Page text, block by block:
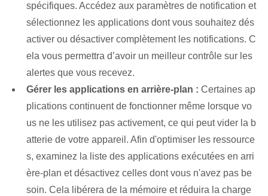
spécifiques. Accédez aux paramètres de notification et
sélectionnez les applications dont vous souhaitez dés
activer ou désactiver complètement les notifications. C
ela vous permettra d’avoir un meilleur contrôle sur les
alertes que vous recevez.
Gérer les applications en arrière-plan : Certaines ap
plications continuent de fonctionner même lorsque vo
us ne les utilisez pas activement, ce qui peut vider la b
atterie de votre appareil. Afin d'optimiser les ressource
s, examinez la liste des applications exécutées en arri
ère-plan et désactivez celles dont vous n'avez pas be
soin. Cela libérera de la mémoire et réduira la charge